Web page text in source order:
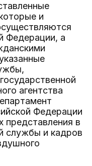
и
Федерации, а
агентства
Федерации
представления в
службы и кадров